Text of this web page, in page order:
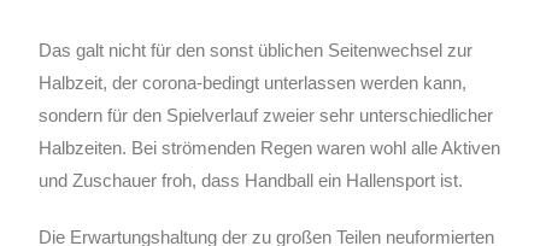
Das galt nicht für den sonst üblichen Seitenwechsel zur
Halbzeit, der corona-bedingt unterlassen werden kann,
sondern für den Spielverlauf zweier sehr unterschiedlicher
Halbzeiten. Bei strömenden Regen waren wohl alle Aktiven
und Zuschauer froh, dass Handball ein Hallensport ist.
Die Erwartungshaltung der zu großen Teilen neuformierten